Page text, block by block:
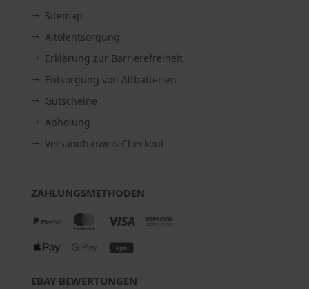
Sitemap
Altölentsorgung
Erklärung zur Barrierefreiheit
Entsorgung von Altbatterien
Gutscheine
Abholung
Versandhinweis Checkout
ZAHLUNGSMETHODEN
EBAY BEWERTUNGEN